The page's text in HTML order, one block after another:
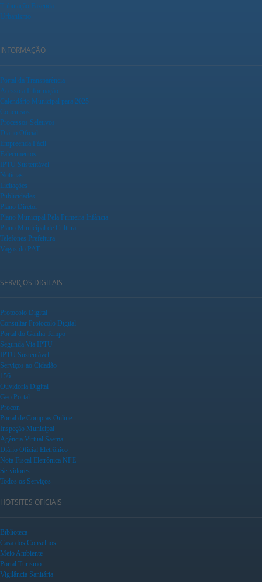
Tributação Fazenda
Urbanismo
INFORMAÇÃO
Portal da Transparência
Acesso a Informação
Calendário Municipal para 2025
Concursos
Processos Seletivos
Diário Oficial
Empreenda Fácil
Falecimentos
IPTU Sustentável
Notícias
Licitações
Publicidades
Plano Diretor
Plano Municipal Pela Primeira Infância
Plano Municipal de Cultura
Telefones Prefeitura
Vagas do PAT
SERVIÇOS DIGITAIS
Protocolo Digital
Consultar Protocolo Digital
Portal do Ganha Tempo
Segunda Via IPTU
IPTU Sustentável
Serviços ao Cidadão
156
Ouvidoria Digital
Geo Portal
Procon
Portal de Compras Online
Inspeção Municipal
Agência Virtual Saema
Diário Oficial Eletrônico
Nota Fiscal Eletrônica NFE
Servidores
Todos os Serviços
HOTSITES OFICIAIS
Biblioteca
Casa dos Conselhos
Meio Ambiente
Portal Turismo
Vigilância Sanitária